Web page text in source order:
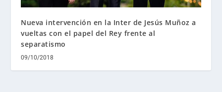
Nueva intervención en la Inter de Jesús Muñoz a
vueltas con el papel del Rey frente al
separatismo
09/10/2018